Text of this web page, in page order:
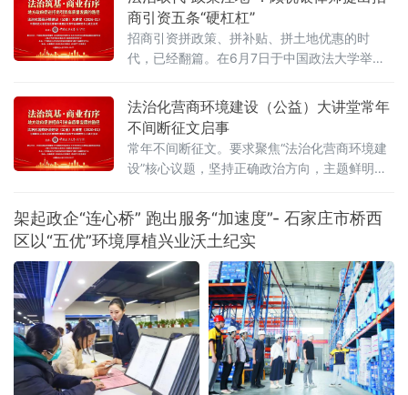
商引资五条“硬杠杠”
招商引资拼政策、拼补贴、拼土地优惠的时
代，已经翻篇。在6月7日于中国政法大学举行
牌仪式暨首期公益大讲堂上，贵州黔邦律师事
务所副主任顾桄银律师提出鲜明判断：“现阶段
的竞争，归根结底是环境的竞争、是法治的竞
争、是治理能力的竞争。”当日，来自法学界、
金融界、企业界及新闻界的近百位专家学者与
法治化营商环境建设（公益）大讲堂常年
不间断征文启事
常年不间断征文。要求聚焦“法治化营商环境建
设”核心议题，坚持正确政治方向，主题鲜明，
值或实践指导意义。从中筛选部分优秀文章列
入大讲堂优秀征文，邀请作者出席大讲堂活动
发表主题演讲，接受新闻采访报道。
架起政企“连心桥” 跑出服务“加速度”- 石家庄市桥西
区以“五优”环境厚植兴业沃土纪实